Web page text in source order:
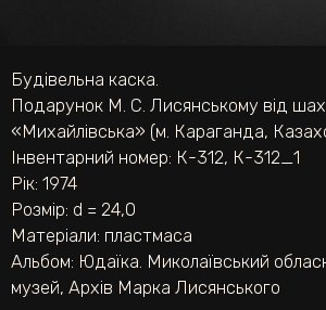
Будівельна каска.
Подарунок М. С. Лисянському від
«Михайлівська» (м. Караганда,
Інвентарний номер: К-312, К-312_1
Рік: 1974
Розмір: d = 24,0
Матеріали: пластмаса
Альбом: Юдаїка. Миколаївський
музей, Архів Марка Лисянського